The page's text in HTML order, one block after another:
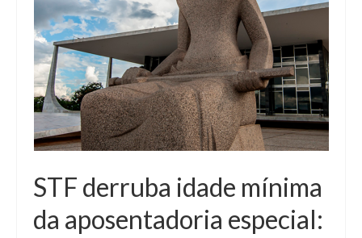
STF derruba idade mínima
da aposentadoria especial: